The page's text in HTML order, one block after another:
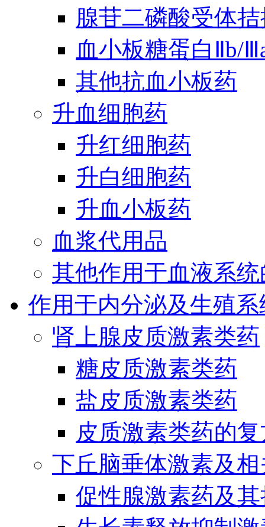
腺苷二磷酸受体
血小板糖蛋白Ⅱb/
其他抗血小板药
升血细胞药
升红细胞药
升白细胞药
升血小板药
血浆代用品
其他作用于血液系
作用于内分泌及生殖
肾上腺皮质激素类药
糖皮质激素类药
盐皮质激素类药
皮质激素类药的
下丘脑垂体激素及
促性腺激素药及